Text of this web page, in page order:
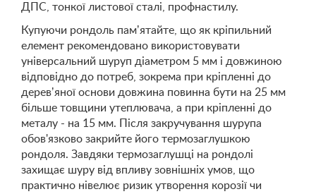
ДПС, тонкої листової сталі, профнастилу.
Купуючи рондоль памʼятайте, що як кріпильний
елемент рекомендовано використовувати
універсальний шуруп діаметром 5 мм і довжиною
відповідно до потреб, зокрема при кріпленні до
деревʼяної основи довжина повинна бути на 25 мм
більше товщини утеплювача, а при кріпленні до
металу - на 15 мм. Після закручування шурупа
обов'язково закрийте його термозаглушкою
рондоля. Завдяки термозаглушці на рондолі
захищає шуру від впливу зовнішніх умов, що
практично нівелює ризик утворення корозії чи